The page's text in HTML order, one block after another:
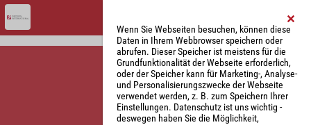
Wenn Sie Webseiten besuchen, können diese
Daten in Ihrem Webbrowser speichern oder
abrufen. Dieser Speicher ist meistens für die
Grundfunktionalität der Webseite erforderlich,
oder der Speicher kann für Marketing-, Analyse-
und Personalisierungszwecke der Webseite
verwendet werden, z. B. zum Speichern Ihrer
Einstellungen. Datenschutz ist uns wichtig -
deswegen haben Sie die Möglichkeit,